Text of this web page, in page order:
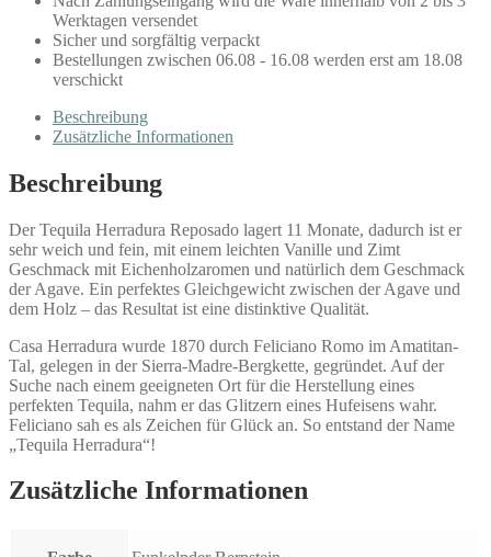
Werktagen versendet
Sicher und sorgfältig verpackt
Bestellungen zwischen 06.08 - 16.08 werden erst am 18.08
verschickt
Beschreibung
Zusätzliche Informationen
Beschreibung
Der Tequila Herradura Reposado lagert 11 Monate, dadurch ist er
sehr weich und fein, mit einem leichten Vanille und Zimt
Geschmack mit Eichenholzaromen und natürlich dem Geschmack
der Agave. Ein perfektes Gleichgewicht zwischen der Agave und
dem Holz – das Resultat ist eine distinktive Qualität.
Casa Herradura wurde 1870 durch Feliciano Romo im Amatitan-
Tal, gelegen in der Sierra-Madre-Bergkette, gegründet. Auf der
Suche nach einem geeigneten Ort für die Herstellung eines
perfekten Tequila, nahm er das Glitzern eines Hufeisens wahr.
Feliciano sah es als Zeichen für Glück an. So entstand der Name
„Tequila Herradura“!
Zusätzliche Informationen